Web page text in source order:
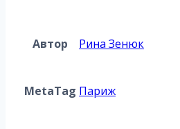
Автор Рина Зенюк
MetaTag Париж